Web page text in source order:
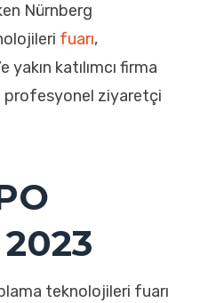
Nürnberg
fuarı,
katılımcı firma
profesyonel ziyaretçi
teknolojileri fuarı